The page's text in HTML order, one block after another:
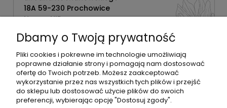
18A 59-230 Prochowice
Numer NIP:
Telefon:
518358020
©2026 Wszelkie Prawa Zastrzeżone | Zrób Sobie Krem
Dbamy o Twoją prywatność
Pliki cookies i pokrewne im technologie umożliwiają
poprawne działanie strony i pomagają nam dostosować
ofertę do Twoich potrzeb. Możesz zaakceptować
wykorzystanie przez nas wszystkich tych plików i przejść
do sklepu lub dostosować użycie plików do swoich
preferencji, wybierając opcję "Dostosuj zgody".